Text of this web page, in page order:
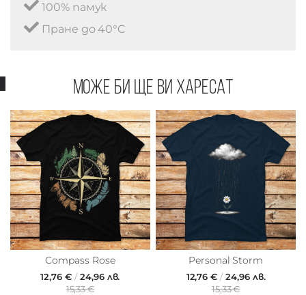
100% памук
Пране до 40°C
Може би ще ви харесат
Compass Rose
12,76 € /24,96 лв.
15,33 €
Personal Storm
12,76 €/24,96 лв.
15,33 €